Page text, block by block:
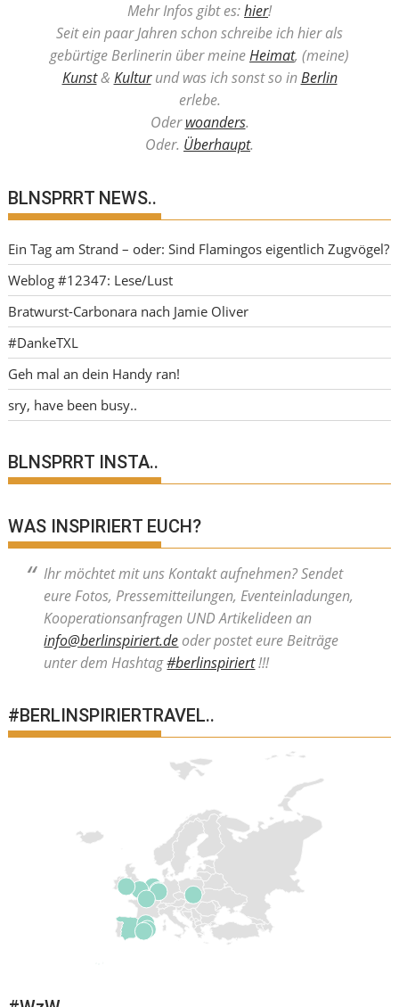
Mehr Infos gibt es:hier!
Seit ein paar Jahren schon schreibe ich hier als
gebürtige Berlinerin über meineHeimat, (meine)
Kunst& Kulturund was ich sonst so inBerlin
erlebe.
Oderwoanders.
Oder. Überhaupt.
BLNSPRRT NEWS..
Ein Tag am Strand – oder: Sind Flamingos eigentlich Zugvögel?
Weblog #12347: Lese/Lust
Bratwurst-Carbonara nach Jamie Oliver
#DankeTXL
Geh mal an dein Handy ran!
sry, have been busy..
BLNSPRRT INSTA..
WAS INSPIRIERT EUCH?
Ihr möchtet mit uns Kontakt aufnehmen? Sendet
eure Fotos, Pressemitteilungen, Eventeinladungen,
Kooperationsanfragen UND Artikelideen an
info@berlinspiriert.deoder postet eure Beiträge
unter dem Hashtag#berlinspiriert!!!
#BERLINSPIRIERTRAVEL..